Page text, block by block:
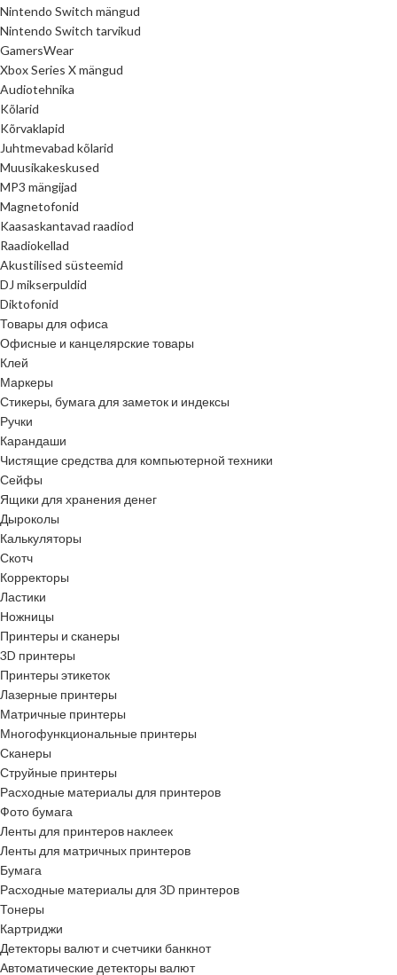
Nintendo Switch mängud
Nintendo Switch tarvikud
GamersWear
Xbox Series X mängud
Audiotehnika
Kõlarid
Kõrvaklapid
Juhtmevabad kõlarid
Muusikakeskused
MP3 mängijad
Magnetofonid
Kaasaskantavad raadiod
Raadiokellad
Akustilised süsteemid
DJ mikserpuldid
Diktofonid
Товары для офиса
Офисные и канцелярские товары
Клей
Маркеры
Стикеры, бумага для заметок и индексы
Ручки
Карандаши
Чистящие средства для компьютерной техники
Сейфы
Ящики для хранения денег
Дыроколы
Калькуляторы
Скотч
Корректоры
Ластики
Ножницы
Принтеры и сканеры
3D принтеры
Принтеры этикеток
Лазерные принтеры
Матричные принтеры
Многофункциональные принтеры
Сканеры
Струйные принтеры
Расходные материалы для принтеров
Фото бумага
Ленты для принтеров наклеек
Ленты для матричных принтеров
Бумага
Расходные материалы для 3D принтеров
Тонеры
Картриджи
Детекторы валют и счетчики банкнот
Автоматические детекторы валют